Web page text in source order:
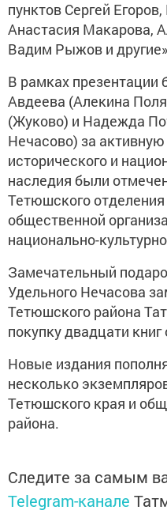
пунктов Сергей
Анастасия Макарова,
Вадим Рыжов и
В рамках презентации
Авдеева (Алекина
(Жуково) и Надежда
Нечасово) за
исторического и
наследия были
Тетюшского
общественной
национально-
Замечательный
Удельного Нечасова
Тетюшского района
покупку двадцати книг
Новые издания
несколько
Тетюшского края и
района.
Следите за самым
Telegram-канале